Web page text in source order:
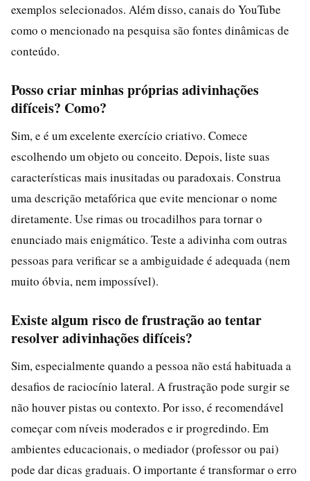
exemplos selecionados. Além disso, canais do YouTube
como o mencionado na pesquisa são fontes dinâmicas de
conteúdo.
Posso criar minhas próprias adivinhações
difíceis? Como?
Sim, e é um excelente exercício criativo. Comece
escolhendo um objeto ou conceito. Depois, liste suas
características mais inusitadas ou paradoxais. Construa
uma descrição metafórica que evite mencionar o nome
diretamente. Use rimas ou trocadilhos para tornar o
enunciado mais enigmático. Teste a adivinha com outras
pessoas para verificar se a ambiguidade é adequada (nem
muito óbvia, nem impossível).
Existe algum risco de frustração ao tentar
resolver adivinhações difíceis?
Sim, especialmente quando a pessoa não está habituada a
desafios de raciocínio lateral. A frustração pode surgir se
não houver pistas ou contexto. Por isso, é recomendável
começar com níveis moderados e ir progredindo. Em
ambientes educacionais, o mediador (professor ou pai)
pode dar dicas graduais. O importante é transformar o erro